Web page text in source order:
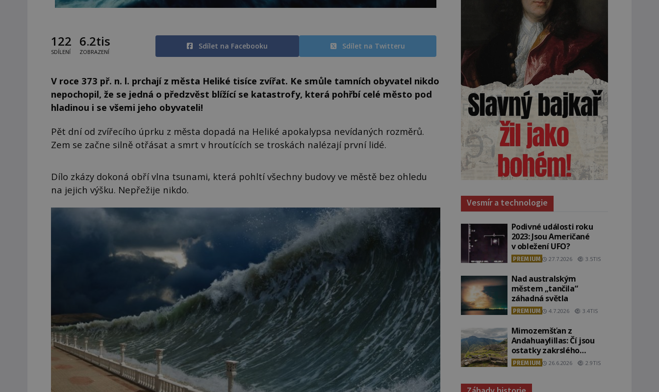
122
SDÍLENÍ
6.2tis
ZOBRAZENÍ
Sdílet na Facebooku Sdílet na Twitteru
V roce 373 př. n. l. prchají z města Heliké tisíce zvířat. Ke smůle tamních obyvatel nikdo
nepochopil, že se jedná o předzvěst blížící se katastrofy, která pohřbí celé město pod
hladinou i se všemi jeho obyvateli!
Pět dní od zvířecího úprku z města dopadá na Heliké apokalypsa nevídaných rozměrů.
Zem se začne silně otřásat a smrt v hroutících se troskách nalézají první lidé.
Dílo zkázy dokoná obří vlna tsunami, která pohltí všechny budovy ve městě bez ohledu
na jejich výšku. Nepřežije nikdo.
Vesmír a technologie
Podivné události roku
2023: Jsou Američané
v obležení UFO?
PREMIUM 27.7.2026 3.5TIS
Nad australským
městem „tančila“
záhadná světla
PREMIUM 4.7.2026 3.4TIS
Mimozemšťan z
Andahuaylillas: Čí jsou
ostatky zakrslého
stvoření s ohromnou
lebkou?
PREMIUM 26.6.2026 2.9TIS